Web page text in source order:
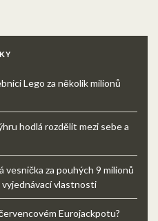
Lego za několik milionů
hodlá rozdělit mezi sebe a
vesnička za pouhých 9 milionů
vlastnosti
Eurojackpotu?